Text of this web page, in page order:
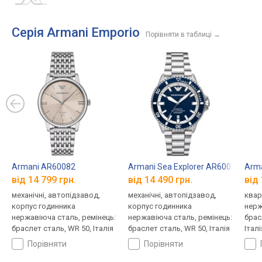
Серія Armani Emporio Порівняти в таблиці →
Armani AR60082
від 14 799 грн.
механічні, автопідзавод,
корпус годинника
нержавіюча сталь, ремінець:
браслет сталь, WR 50, Італія
порівняти
Armani Sea Explorer AR60079
від 14 490 грн.
механічні, автопідзавод,
корпус годинника
нержавіюча сталь, ремінець:
браслет сталь, WR 50, Італія
порівняти
від